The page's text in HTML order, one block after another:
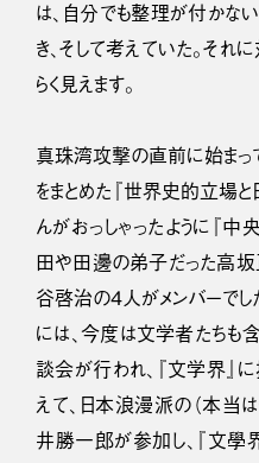
は、自分でも整理が付かな
き、そして考えていた。それ
らく見えます。
真珠湾攻撃の直前に始まっ
をまとめた『世界史的立場と
んがおっしゃったように『中
田や田邊の弟子だった高坂
谷啓治の４人がメンバーでし
には、今度は文学者たちも
談会が行われ、『文学界』
えて、日本浪漫派の（本当
井勝一郎が参加し、『文學